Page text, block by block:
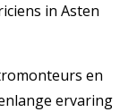
in Asten
en
ervaring